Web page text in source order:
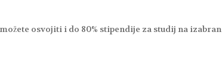
osvojiti i do 80% stipendije za studij na